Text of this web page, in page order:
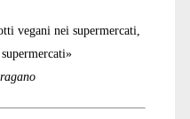
vegani nei supermercati,